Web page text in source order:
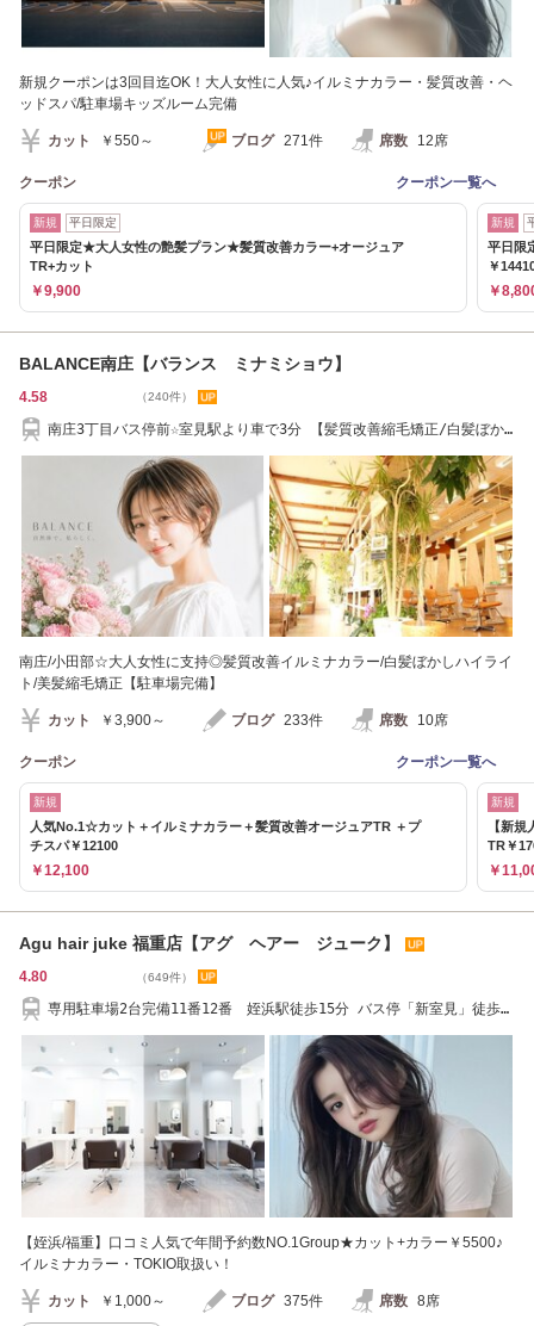
新規クーポンは3回目迄OK！大人女性に人気♪イルミナカラー・髪質改善・ヘ
ッドスパ/駐車場キッズルーム完備
カット ￥550～ ブログ 271件 席数 12席
クーポン クーポン一覧へ
新規 平日限定
平日限定★大人女性の艶髪プラン★髪質改善カラー+オージュア
TR+カット
￥9,900
新規
平日限
￥
￥
BALANCE南庄【バランス ミナミショウ】
4.58 （240件）
南庄3丁目バス停前☆室見駅より車で3分 【髪質改善縮毛矯正/白髪ぼか
南庄/小田部☆大人女性に支持◎髪質改善イルミナカラー/白髪ぼかしハイライ
ト/美髪縮毛矯正【駐車場完備】
カット ￥3,900～ ブログ 233件 席数 10席
クーポン クーポン一覧へ
新規
人気No.1☆カット＋イルミナカラー＋髪質改善オージュアTR ＋プ
チスパ￥12100
￥12,100
新規
【新
TR￥
￥
Agu hair juke 福重店【アグ ヘアー ジューク】
4.80 （649件）
専用駐車場2台完備11番12番 姪浜駅徒歩15分 バス停「新室見」徒歩1
【姪浜/福重】口コミ人気で年間予約数NO.1Group★カット+カラー￥5500♪
イルミナカラー・TOKIO取扱い！
カット ￥1,000～ ブログ 375件 席数 8席